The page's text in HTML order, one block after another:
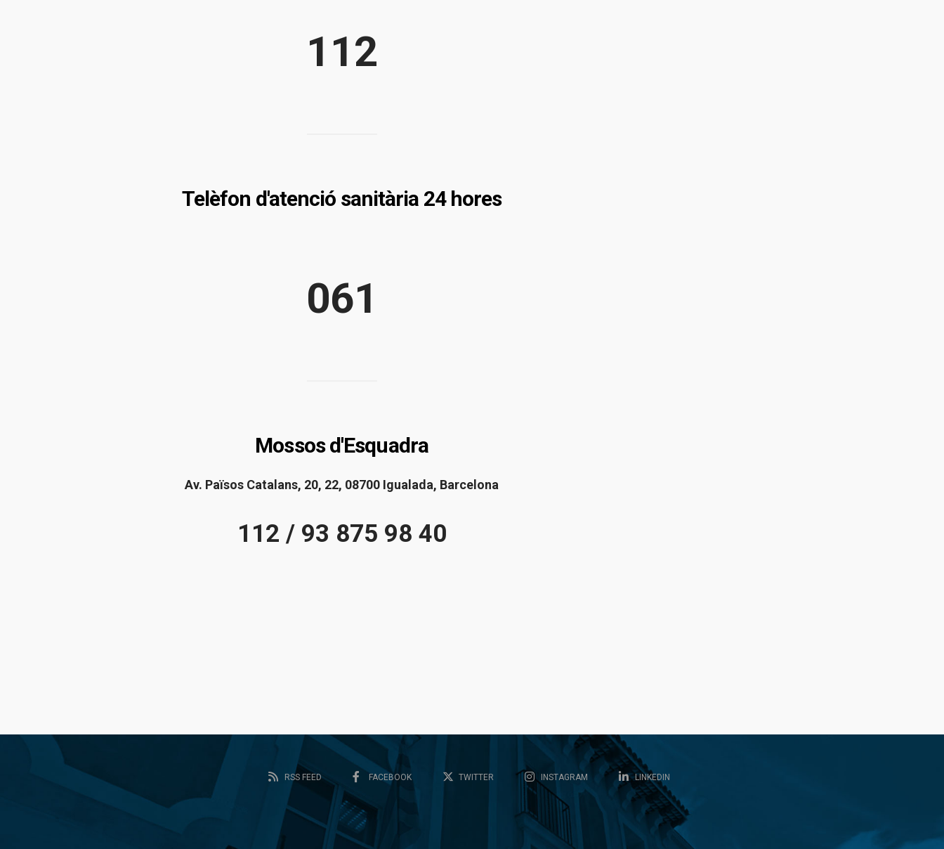
112
Telèfon d'atenció sanitària 24 hores
061
Mossos d'Esquadra
Av. Països Catalans, 20, 22, 08700 Igualada, Barcelona
112 / 93 875 98 40
RSS FEED FACEBOOK TWITTER INSTAGRAM LINKEDIN